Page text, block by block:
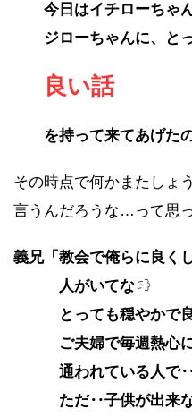
今日はイチローちゃ
ジローちゃんに、と
良い話
を持って来てあげた
その時点で何かまたしょ
言うんだろうな…って思
義兄「教会で俺らに良く
人がいてな
とっても穏やかで良
ご夫婦で毎週熱心
通われている人で
ただ‥子供が出来な